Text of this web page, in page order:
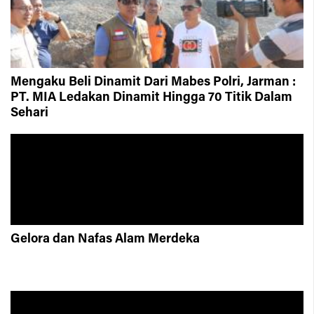
Mengaku Beli Dinamit Dari Mabes Polri, Jarman :
PT. MIA Ledakan Dinamit Hingga 70 Titik Dalam
Sehari
Gelora dan Nafas Alam Merdeka